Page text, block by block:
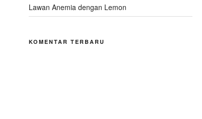
Lawan Anemia dengan Lemon
KOMENTAR TERBARU